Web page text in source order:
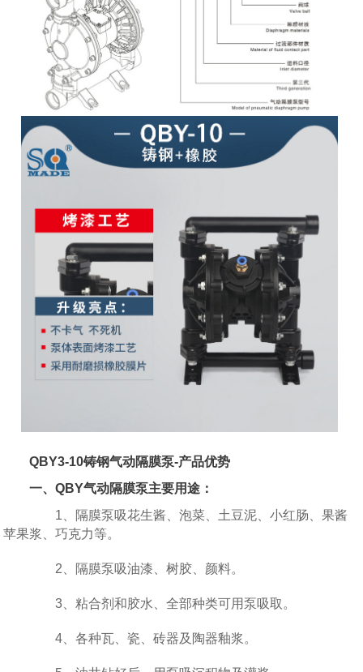
QBY3-10铸钢气动隔膜泵-产品优势
一、QBY气动隔膜泵主要用途：
1、隔膜泵吸花生酱、泡菜、土豆泥、小红肠、果酱
苹果浆、巧克力等。
2、隔膜泵吸油漆、树胶、颜料。
3、粘合剂和胶水、全部种类可用泵吸取。
4、各种瓦、瓷、砖器及陶器釉浆。